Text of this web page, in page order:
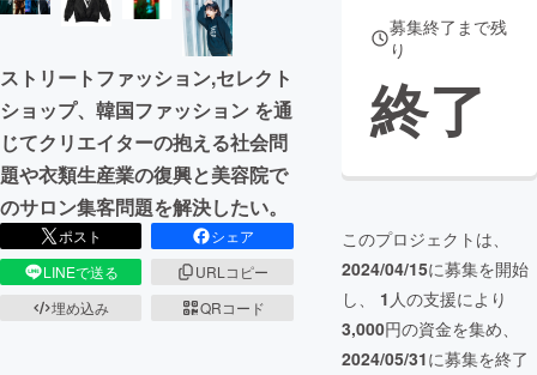
ストリートファッション,セレクト
ショップ、韓国ファッション を通
じてクリエイターの抱える社会問
題や衣類生産業の復興と美容院で
のサロン集客問題を解決したい。
ポスト
シェア
LINEで送る
URLコピー
埋め込み
QRコード
募集終了まで残
り
終了
このプロジェクトは、
2024/04/15に募集を開始
し、 1 人の支援により
3,000円の資金を集め、
2024/05/31に募集を終了